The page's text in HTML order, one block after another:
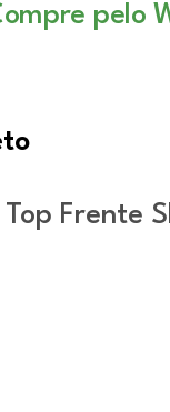
pelo
Top Frente